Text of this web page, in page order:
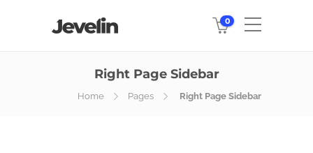
0
Right Page Sidebar
Home Pages Right Page Sidebar